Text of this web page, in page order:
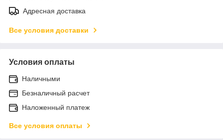
Адресная доставка
Все условия доставки
Условия оплаты
Наличными
Безналичный расчет
Наложенный платеж
Все условия оплаты